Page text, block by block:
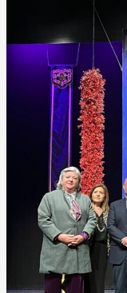
Hermandad
Ntro.
Nazareno